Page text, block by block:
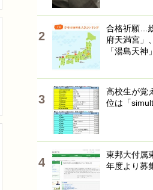
合格祈願…
府天満宮」
「湯島天神」
高校生が覚
位は「
東邦大付属
年度より募